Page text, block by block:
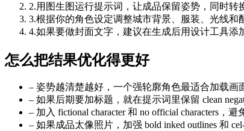
2.用图生图运行提示词，让成品保留姿势，同时转
3.根据你的角色设定调整城市背景、服装、光线和
4.如果要做封面文字，建议在生成后用设计工具添
怎么把结果优化得更好
– 姿势越清楚越好，一个强轮廓角色最适合加载画
– 如果后期要加标题，就在提示词里保留 clean
– 加入 fictional character 和 no official characters，避
– 如果成品太像照片，加强 bold inked outlines 和 cel-